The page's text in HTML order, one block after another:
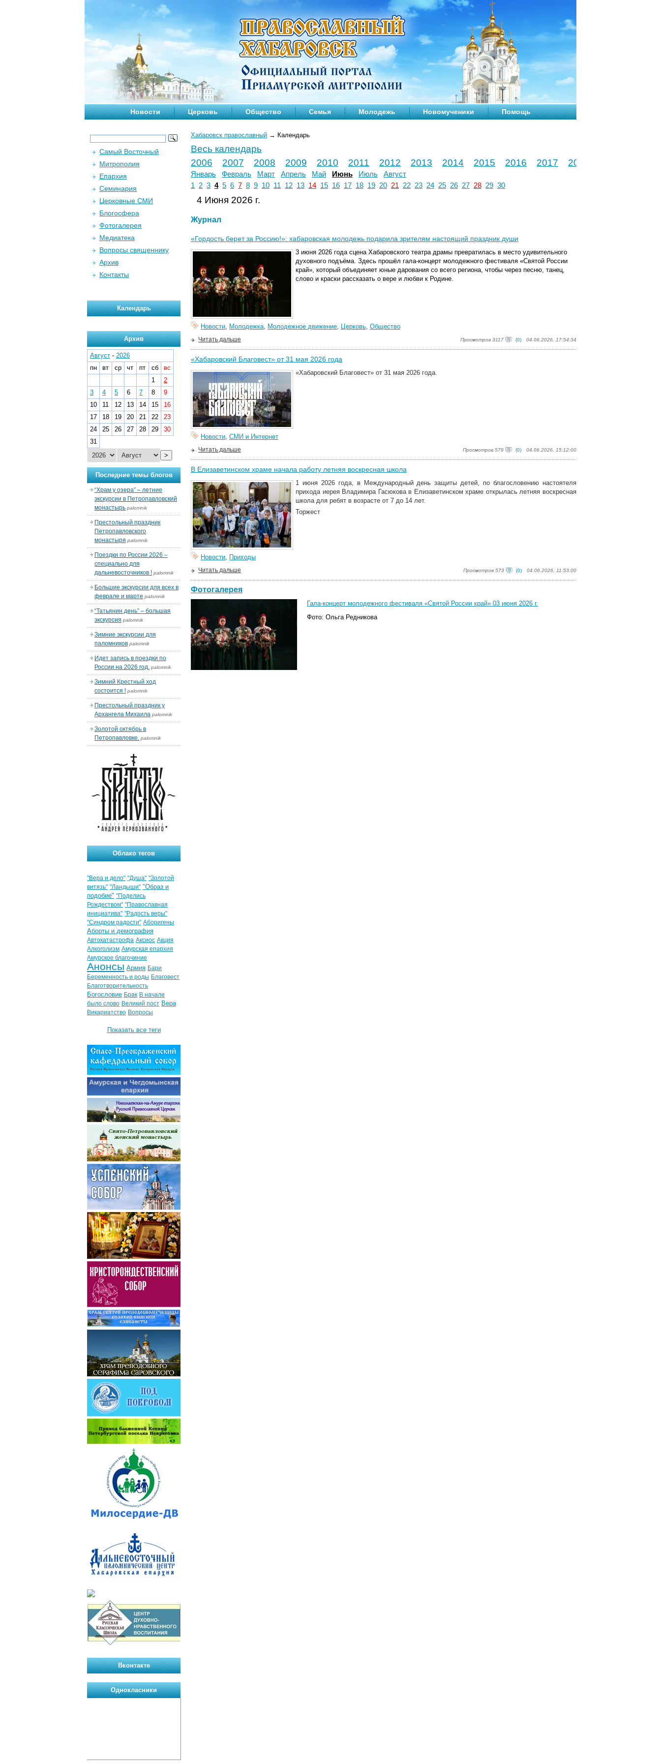
Новости Церковь Общество Семья Молодежь Новомученики Помощь
Хабаровск православный → Календарь
Весь календарь
2006
2007 2008 2009 2010 2011 2012 2013 2014 2015 2016 2017 2018
Январь Февраль Март Апрель Май Июнь Июль
Август
1
2 3 4 5 6 7 8 9 10 11 12 13 14 15 16 17 18 19 20 21 22 23 24 25 26 27 28 29 30
4 Июня 2026 г.
Журнал
«Гордость берет за Россию!»: хабаровская молодежь подарила зрителям настоящий праздник души
3 июня 2026 года сцена Хабаровского театра драмы превратилась в место удивительного
духовного подъёма. Здесь прошёл гала-концерт молодежного фестиваля «Святой России
край», который объединяет юные дарования со всего региона, чтобы через песню, танец,
слово и краски рассказать о вере и любви к Родине.
Новости, Молодежка, Молодежное движение, Церковь, Общество
Просмотров 3117 (0) 04.06.2026, 17:54:34
Читать дальше
«Хабаровский Благовест» от 31 мая 2026 года
«Хабаровский Благовест» от 31 мая 2026 года.
Новости, СМИ и Интернет
Просмотров 579 (0) 04.06.2026, 15:12:00
Читать дальше
В Елизаветинском храме начала работу летняя воскресная школа
1 июня 2026 года, в Международный день защиты детей, по благословению настоятеля
прихода иерея Владимира Гасюкова в Елизаветинском храме открылась летняя воскресная
школа для ребят в возрасте от 7 до 14 лет.
Торжест
Новости, Приходы
Просмотров 573 (0) 04.06.2026, 11:53:00
Читать дальше
Фотогалерея
Гала-концерт молодежного фестиваля «Святой России край» 03 июня 2026 г.
Фото: Ольга Редникова
Самый Восточный
Митрополия
Епархия
Семинария
Церковные СМИ
Блогосфера
Фотогалерея
Медиатека
Вопросы священнику
Архив
Контакты
Календарь
Архив
Август - 2026
пн
вт ср чт пт сб
вс
1
2
3
4 5 6 7 8
9
10
11 12 13 14 15
16
17
18 19 20 21 22
23
24
25 26 27 28 29
30
31
>
Последние темы блогов
“Храм у озера” – летние
экскурсии в Петропавловский
монастырь palomnik
Престольный праздник
Петропавловского
монастыря palomnik
Поездки по России 2026 –
специально для
дальневосточников ! palomnik
Большие экскурсии для всех в
феврале и марте palomnik
“Татьянин день” – большая
экскурсия palomnik
Зимние экскурсии для
паломников palomnik
Идет запись в поездки по
России на 2026 год. palomnik
Зимний Крестный ход
состоится ! palomnik
Престольный праздник у
Архангела Михаила palomnik
Золотой октябрь в
Петропавловке. palomnik
Облако тегов
"Вера и дело" "Душа" "Золотой
витязь" "Ландыши" "Образ и
подобие" "Поделись
Рождеством" "Православная
инициатива" "Радость веры"
"Синдром радости" Аборигены
Аборты и демография
Автокатастрофа Аксиос Акция
Алкоголизм Амурская епархия
Амурское благочиние
Анонсы Армия Бари
Беременность и роды Благовест
Благотворительность
Богословие Брак В начале
было слово Великий пост Вера
Викариатство Вопросы
Показать все теги
Вконтакте
Однокласники